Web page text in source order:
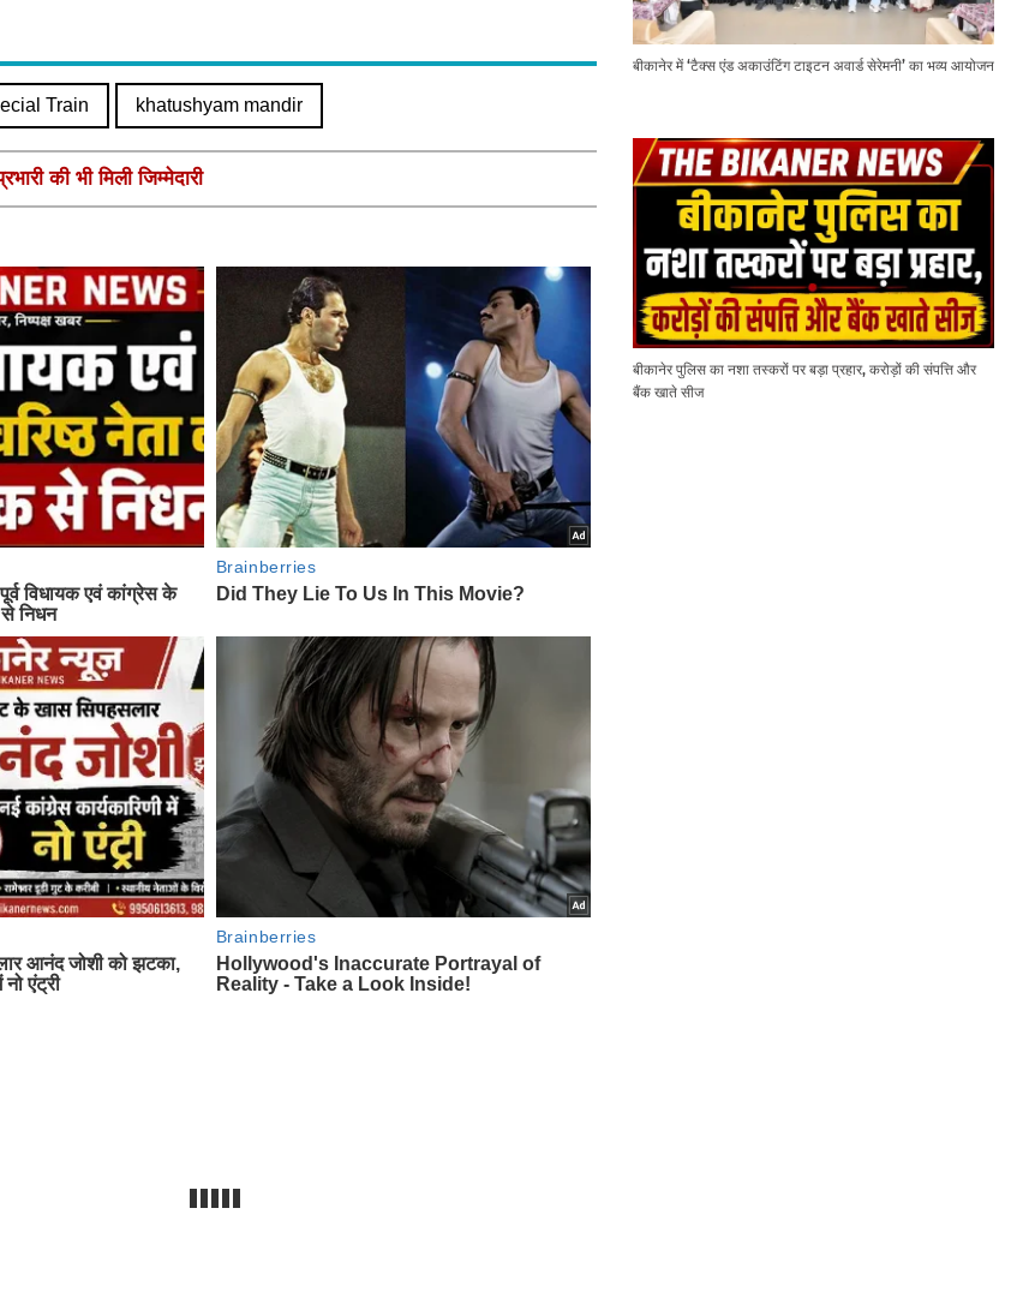
Train khatushyam mandir
की भी मिली जिम्मेदारी
बीकानेर में ‘टैक्स एंड अकाउंटिंग टाइटन अवार्ड सेरेमनी’ का भव्य आयोजन
बीकानेर पुलिस का नशा तस्करों पर बड़ा प्रहार, करोड़ों की संपत्ति और
बैंक खाते सीज